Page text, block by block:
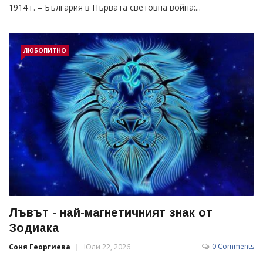
1914 г. – България в Първата световна война:...
ЛЮБОПИТНО
Лъвът - най-магнетичният знак от
Зодиака
Соня Георгиева Юли 22, 2026 0 Comments